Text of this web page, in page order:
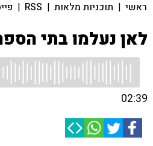
ראשי | תוכניות מלאות |
RSS
|
לאן נעלמו בתי
02:39